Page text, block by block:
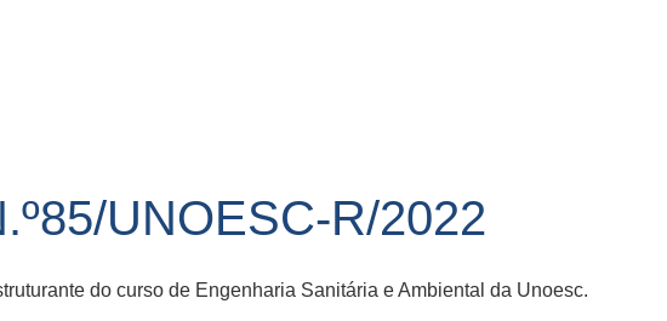
UNOESC-R/2022
do curso de Engenharia Sanitária e Ambiental da Unoesc.